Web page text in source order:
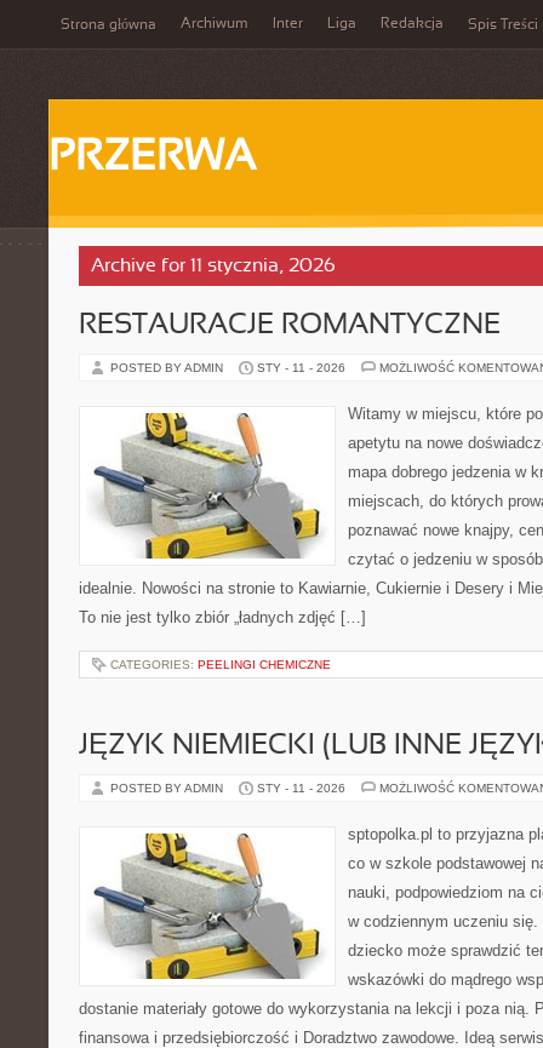
Strona główna Archiwum Inter Liga Redakcja Spis Treści
PRZERWA
Archive for 11 stycznia, 2026
RESTAURACJE ROMANTYCZNE
POSTED BY ADMIN STY - 11 - 2026 MOŻLIWOŚĆ
Witamy w miejscu, które
apetytu na nowe
mapa dobrego jedzenia w
miejscach, do których
poznawać nowe knajpy,
czytać o jedzeniu w
idealnie. Nowości na stronie to Kawiarnie, Cukiernie i Desery i
To nie jest tylko zbiór „ładnych zdjęć […]
CATEGORIES: PEELINGI CHEMICZNE
JĘZYK NIEMIECKI (LUB INNE
POSTED BY ADMIN STY - 11 - 2026 MOŻLIWOŚĆ
sptopolka.pl to przyjazna
co w szkole podstawowej
nauki, podpowiedziom na
w codziennym uczeniu
dziecko może sprawdzić
wskazówki do mądrego
dostanie materiały gotowe do wykorzystania na lekcji i poza nią.
finansowa i przedsiębiorczość i Doradztwo zawodowe. Ideą